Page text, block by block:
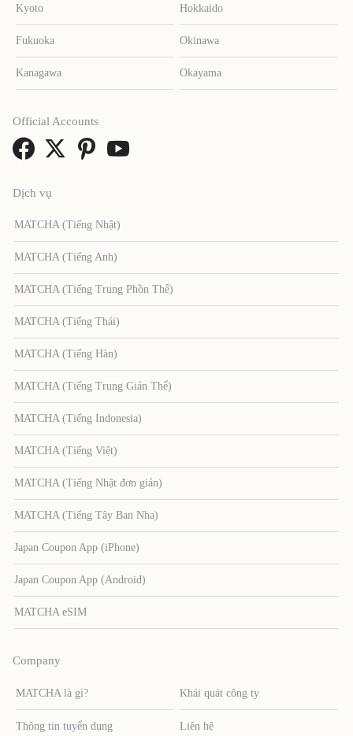
Kyoto Hokkaido
Fukuoka Okinawa
Kanagawa Okayama
Dịch vụ
MATCHA (Tiếng Nhật)
MATCHA (Tiếng Anh)
MATCHA (Tiếng Trung Phồn Thể)
MATCHA (Tiếng Thái)
MATCHA (Tiếng Hàn)
MATCHA (Tiếng Trung Giản Thể)
MATCHA (Tiếng Indonesia)
MATCHA (Tiếng Việt)
MATCHA (Tiếng Nhật đơn giản)
MATCHA (Tiếng Tây Ban Nha)
Japan Coupon App (iPhone)
Japan Coupon App (Android)
MATCHA eSIM
Company
MATCHA là gì? Khái quát công ty
Thông tin tuyển dụng Liên hệ
Official Accounts